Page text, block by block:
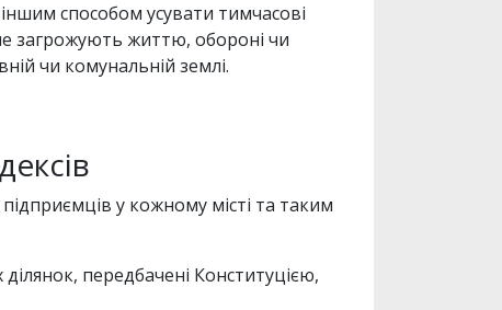
способом усувати тимчасові
загрожують життю, обороні чи
чи комунальній землі.
у кожному місті та таким
передбачені Конституцією,